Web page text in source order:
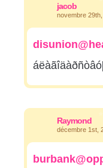
jacob
novembre
Raymond
décembre 1st,